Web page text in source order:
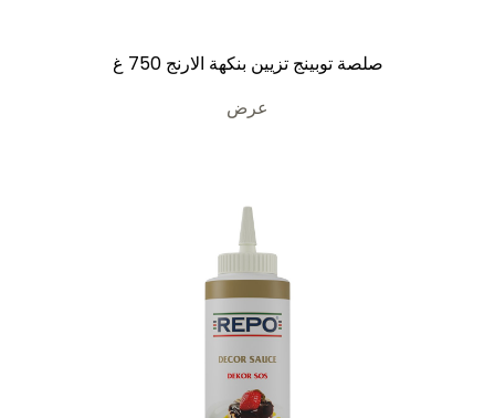
صلصة توبينج تزيين بنكهة الارنج 750 غ
عرض